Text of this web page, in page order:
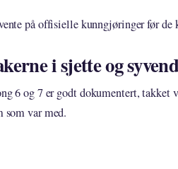
på offisielle kunngjøringer før de
i sjette og
6 og 7 er godt dokumentert,
som var med.